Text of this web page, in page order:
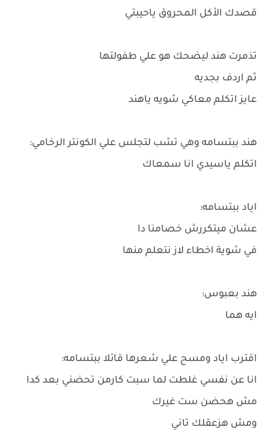
قصدك الأكل المحروق ياحيبتي
تذمرت هند ليضحك هو علي طفولتها
ثم اردف بجديه
عايز اتكلم معاكي شويه ياهند
هند ببتسامه وهي تشب لتجلس علي الكونتر الرخامي:
اتكلم ياسيدي انا سمعاك
اياد ببتسامه:
عشان ميتكررش خصامنا دا
في شوية اخطاء لاز نتعلم منها
هند بعبوس:
ايه هما
اقترب اياد ومسح علي شعرها قائلا ببتسامه:
انا عن نفسي غلطت لما سبت كارمن تحضني بعد كدا
مش هحضن ست غيرك
ومش هزعقلك تاني